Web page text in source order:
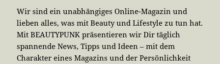
Wir sind ein unabhängiges Online-Magazin und
lieben alles, was mit Beauty und Lifestyle zu tun hat.
Mit BEAUTYPUNK präsentieren wir Dir täglich
spannende News, Tipps und Ideen – mit dem
Charakter eines Magazins und der Persönlichkeit